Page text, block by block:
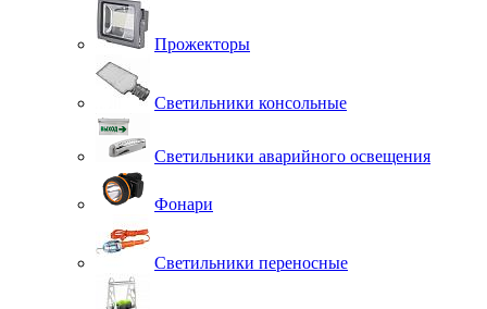
Прожекторы
Светильники консольные
Светильники аварийного освещения
Фонари
Светильники переносные